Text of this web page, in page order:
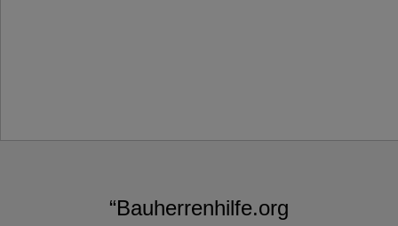
“Bauherrenhilfe.org